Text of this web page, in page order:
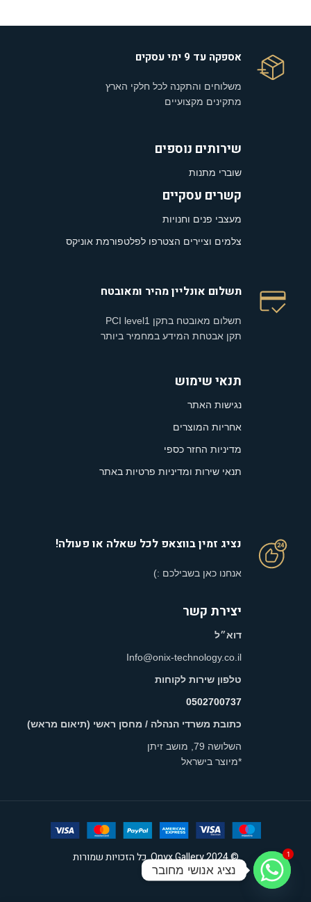
אספקה עד 9 ימי עסקים
משלוחים והתקנה לכל חלקי הארץ
מתקינים מקצועיים
שירותים נוספים
שוברי מתנות
קשרים עסקיים
מעצבי פנים וחנויות
צלמים וציירים הצטרפו לפלטפורמת אוניקס
תשלום אונליין מהיר ומאובטח
תשלום מאובטח בתקן PCI level1
תקן אבטחת המידע במחמיר ביותר
תנאי שימוש
נגישות האתר
אחריות המוצרים
מדיניות החזר כספי
תנאי שירות ומדיניות פרטיות באתר
נציג זמין בווצאפ לכל שאלה או פעולה!
אנחנו כאן בשבילכם :)
יצירת קשר
דוא״ל
Info@onix-technology.co.il
טלפון שירות לקוחות
0502700737
כתובת משרדי הנהלה / מחסן ראשי (תיאום מראש)
השלושה 79, מושב זיתן
*מיוצר בישראל
© 2024 Onyx Gallery. כל הזכויות שמורות 1
נציג אנושי מחובר